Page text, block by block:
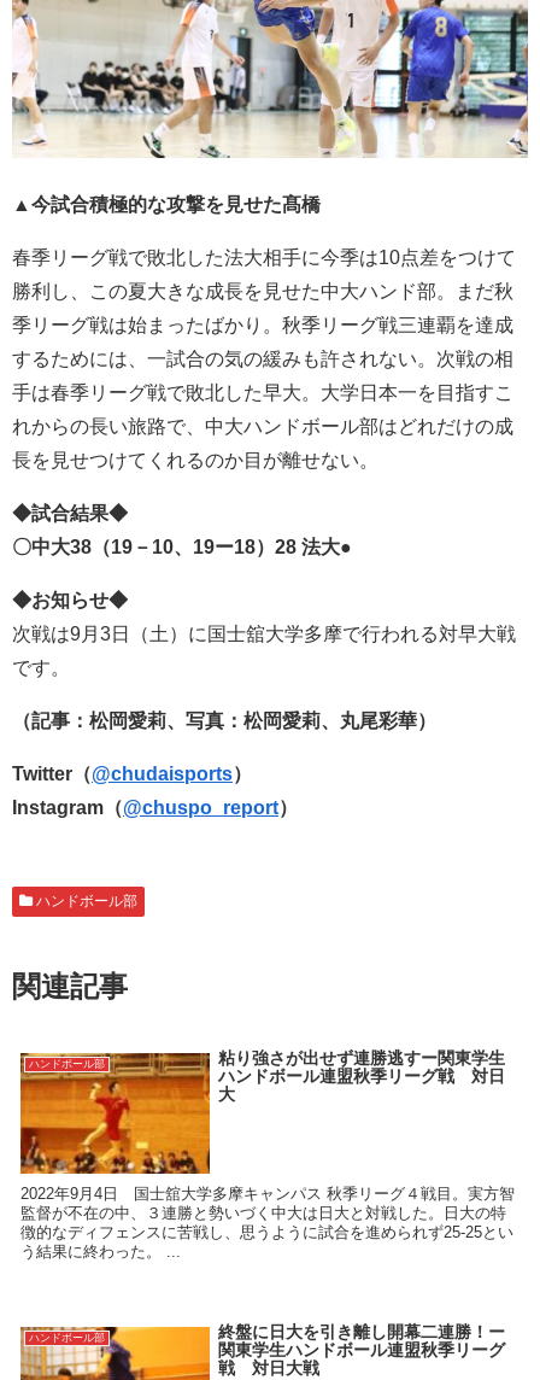
▲今試合積極的な攻撃を見せた髙橋
春季リーグ戦で敗北した法大相手に今季は10点差をつけて
勝利し、この夏大きな成長を見せた中大ハンド部。まだ秋
季リーグ戦は始まったばかり。秋季リーグ戦三連覇を達成
するためには、一試合の気の緩みも許されない。次戦の相
手は春季リーグ戦で敗北した早大。大学日本一を目指すこ
れからの長い旅路で、中大ハンドボール部はどれだけの成
長を見せつけてくれるのか目が離せない。
◆試合結果◆
〇中大38（19－10、19ー18）28 法大●
◆お知らせ◆
次戦は9月3日（土）に国士舘大学多摩で行われる対早大戦
です。
（記事：松岡愛莉、写真：松岡愛莉、丸尾彩華）
Twitter（@chudaisports）
Instagram（@chuspo_report）
ハンドボール部
関連記事
ハンドボール部
粘り強さが出せず連勝逃すー関東学生
ハンドボール連盟秋季リーグ戦 対日
大
2022年9月4日 国士舘大学多摩キャンパス 秋季リーグ４戦目。実方智
監督が不在の中、３連勝と勢いづく中大は日大と対戦した。日大の特
徴的なディフェンスに苦戦し、思うように試合を進められず25-25とい
う結果に終わった。 ...
ハンドボール部
終盤に日大を引き離し開幕二連勝！ー
関東学生ハンドボール連盟秋季リーグ
戦 対日大戦